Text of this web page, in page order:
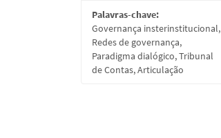
Palavras-chave:
Governança insterinstitucional,
Redes de governança,
Paradigma dialógico, Tribunal
de Contas, Articulação